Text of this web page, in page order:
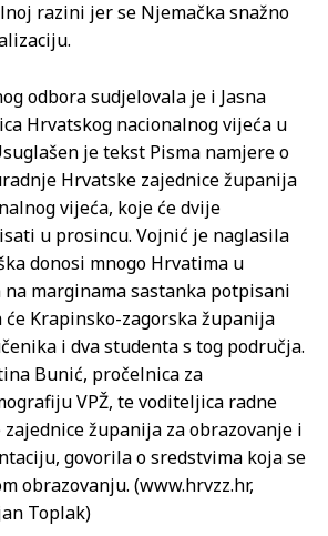
razini jer se Njemačka snažno
odbora sudjelovala je i Jasna
Hrvatskog nacionalnog vijeća u
je tekst Pisma namjere o
Hrvatske zajednice županija
vijeća, koje će dvije
u prosincu. Vojnić je naglasila
donosi mnogo Hrvatima u
marginama sastanka potpisani
Krapinsko-zagorska županija
i dva studenta s tog područja.
Bunić, pročelnica za
VPŽ, te voditeljica radne
županija za obrazovanje i
govorila o sredstvima koja se
obrazovanju. (www.hrvzz.hr,
Toplak)